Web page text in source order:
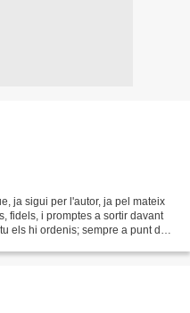
ja sigui per l'autor, ja pel mateix
fidels, i promptes a sortir davant
els hi ordenis; sempre a punt de